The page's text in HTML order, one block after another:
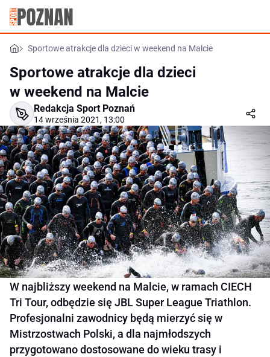
Sportowe atrakcje dla dzieci w weekend na Malcie
Sportowe atrakcje dla dzieci
w weekend na Malcie
Redakcja Sport Poznań
14 września 2021, 13:00
W najbliższy weekend na Malcie, w ramach CIECH
Tri Tour, odbędzie się JBL Super League Triathlon.
Profesjonalni zawodnicy będą mierzyć się w
Mistrzostwach Polski, a dla najmłodszych
przygotowano dostosowane do wieku trasy i